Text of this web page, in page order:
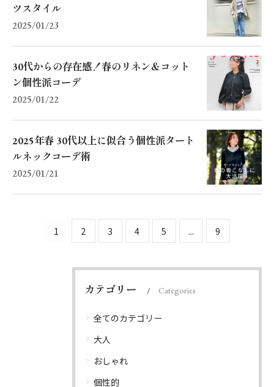
ツスタイル
2025/01/23
30代からの存在感！春のリネン＆コット
ン個性派コーデ
2025/01/22
2025年春 30代以上に似合う個性派タート
ルネックコーデ術
2025/01/21
1 2 3 4 5 ... 9
カテゴリー Categories
全てのカテゴリー
大人
おしゃれ
個性的